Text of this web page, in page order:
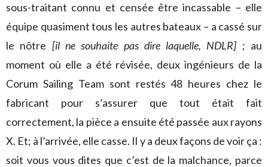
sous-traitant connu et censée être incassable – elle
équipe quasiment tous les autres bateaux – a cassé sur
le nôtre [il ne souhaite pas dire laquelle, NDLR] ; au
moment où elle a été révisée, deux ingénieurs de la
Corum Sailing Team sont restés 48 heures chez le
fabricant pour s’assurer que tout était fait
correctement, la pièce a ensuite été passée aux rayons
X. Et; à l’arrivée, elle casse. Il y a deux façons de voir ça :
soit vous vous dites que c’est de la malchance, parce